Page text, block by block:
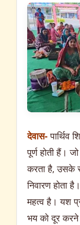
देवास-पार्थिव
पूर्ण होती हैं।
करता है, उसके
निवारण होता
महत्व है। यश
भय को दूर